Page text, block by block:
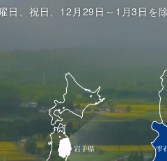
、祝日、12月29日～1月3日を除